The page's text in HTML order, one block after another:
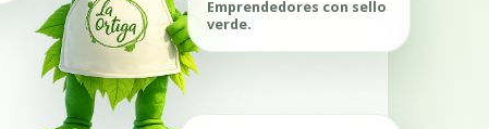
Emprendedores con sello
verde.